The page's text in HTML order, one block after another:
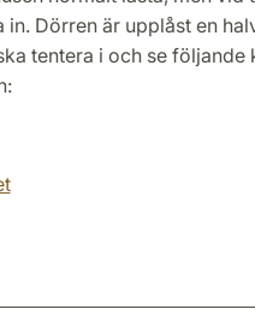
in. Dörren är upplåst en
tentera i och se